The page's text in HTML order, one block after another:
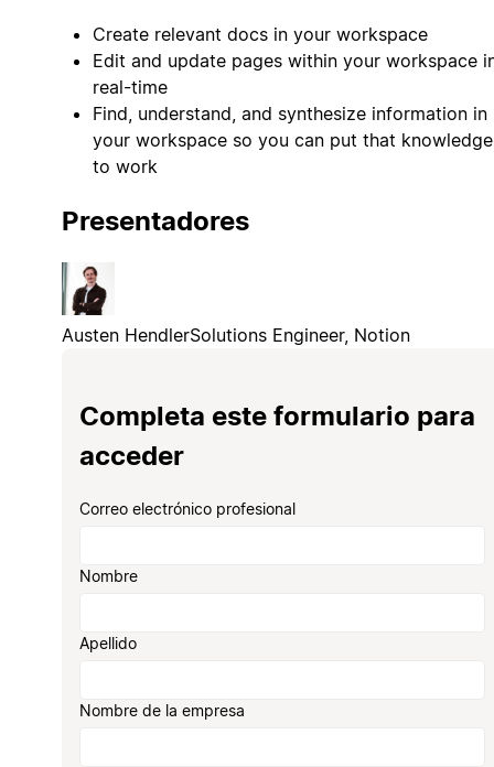
Create relevant docs in your workspace
Edit and update pages within your workspace
real-time
Find, understand, and synthesize information in
your workspace so you can put that knowledge
to work
Presentadores
Austen HendlerSolutions Engineer, Notion
Completa este formulario para
acceder
Correo electrónico profesional
Nombre
Apellido
Nombre de la empresa